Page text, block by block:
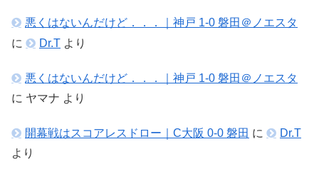
悪くはないんだけど．．．｜神戸 1-0 磐田＠ノエスタ
に
Dr.T より
悪くはないんだけど．．．｜神戸 1-0 磐田＠ノエスタ
に ヤマナ より
開幕戦はスコアレスドロー｜C大阪 0-0 磐田 に
Dr.T
より